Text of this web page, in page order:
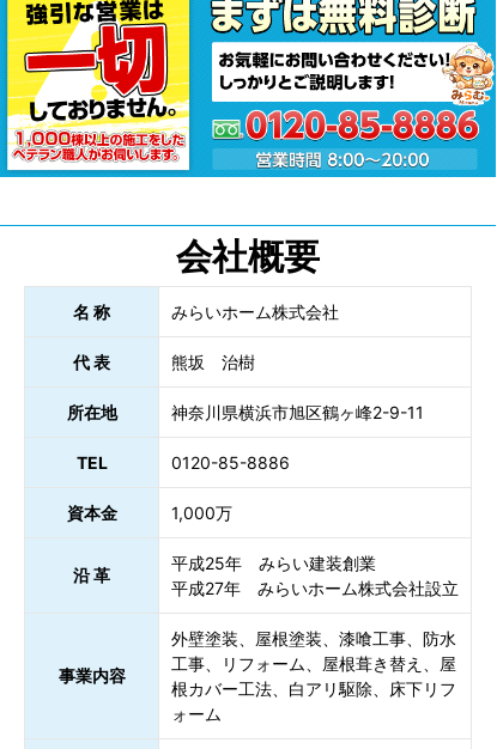
会社概要
名 称 みらいホーム株式会社
代 表 熊坂 治樹
所在地 神奈川県横浜市旭区鶴ヶ峰2-9-11
TEL 0120-85-8886
資本金 1,000万
沿 革
平成25年 みらい建装創業
平成27年 みらいホーム株式会社設立
事業内容
外壁塗装、屋根塗装、漆喰工事、防水
工事、リフォーム、屋根葺き替え、屋
根カバー工法、白アリ駆除、床下リフ
ォーム